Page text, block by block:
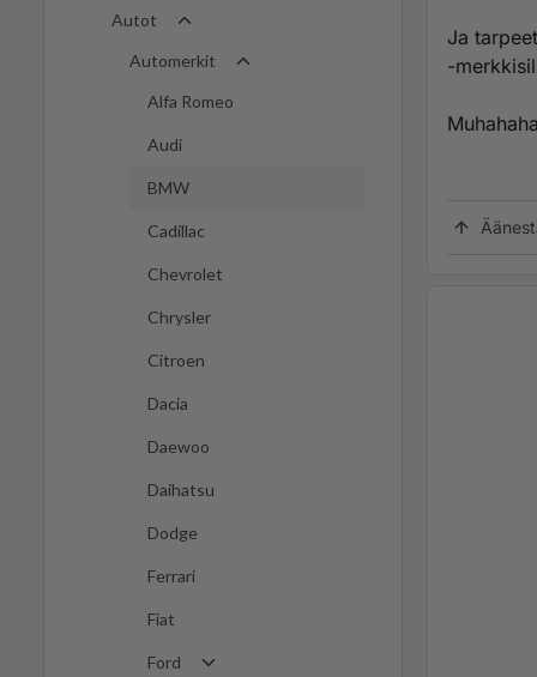
Autot
Automerkit
Alfa Romeo
Audi
BMW
Cadillac
Chevrolet
Chrysler
Citroen
Dacia
Daewoo
Daihatsu
Dodge
Ferrari
Fiat
Ford
Ja
-